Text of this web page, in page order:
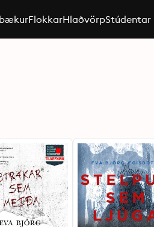
FlokkarHlaðvörpStúdentar